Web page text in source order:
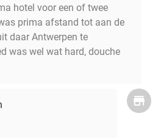
hotel voor een of twee
prima afstand tot aan de
daar Antwerpen te
was wel wat hard, douche